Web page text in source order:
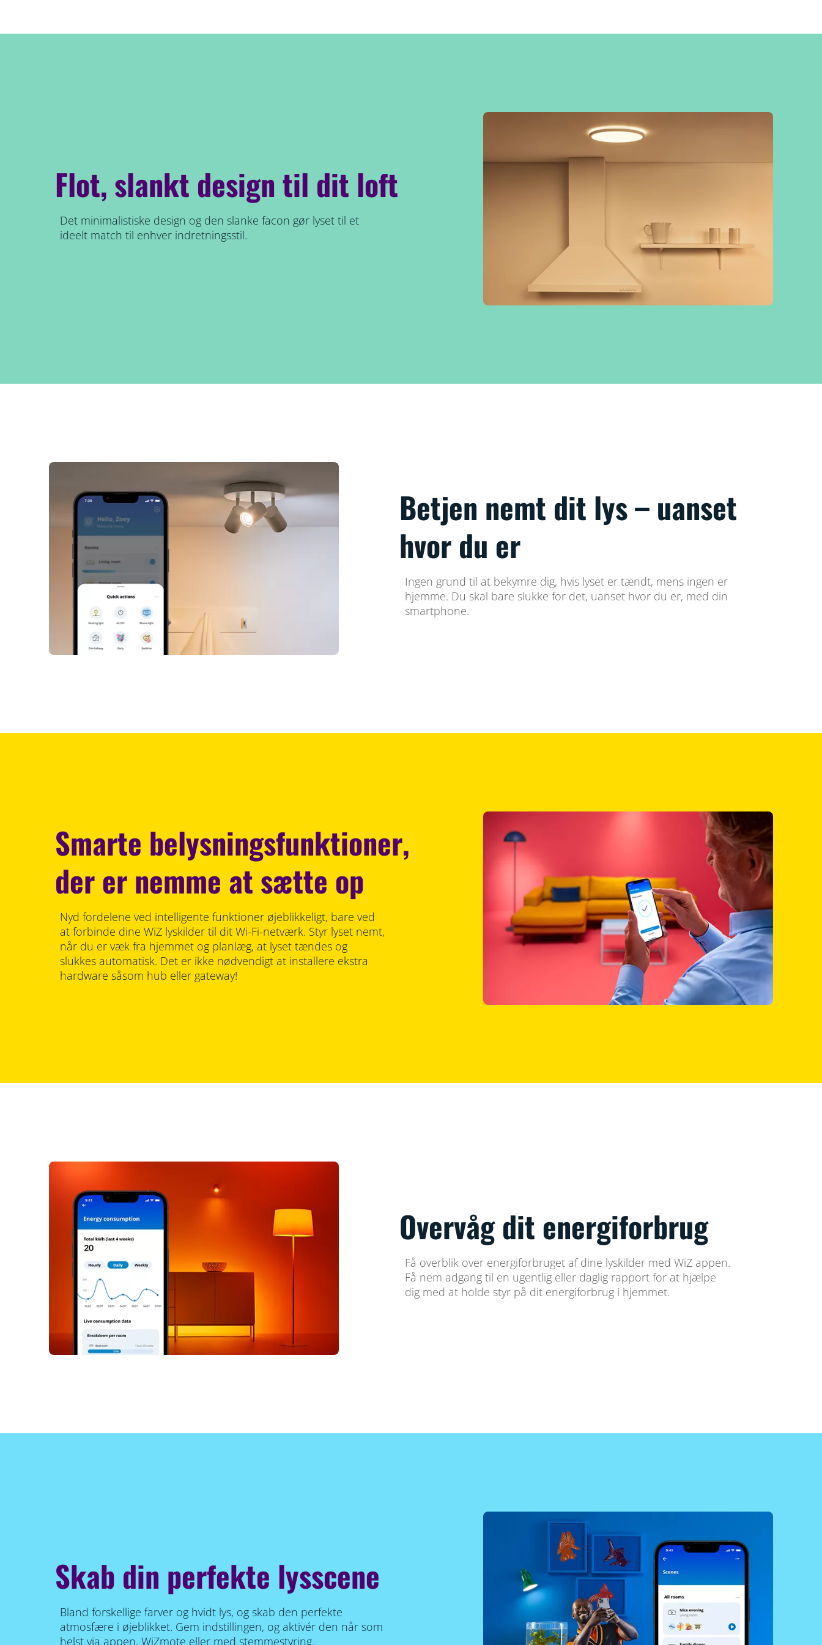
Flot, slankt design til dit loft
Det minimalistiske design og den slanke facon gør lyset til et
ideelt match til enhver indretningsstil.
Betjen nemt dit lys – uanset
hvor du er
Ingen grund til at bekymre dig, hvis lyset er tændt, mens ingen er
hjemme. Du skal bare slukke for det, uanset hvor du er, med din
smartphone.
Smarte belysningsfunktioner,
der er nemme at sætte op
Nyd fordelene ved intelligente funktioner øjeblikkeligt, bare ved
at forbinde dine WiZ lyskilder til dit Wi-Fi-netværk. Styr lyset nemt,
når du er væk fra hjemmet og planlæg, at lyset tændes og
slukkes automatisk. Det er ikke nødvendigt at installere ekstra
hardware såsom hub eller gateway!
Overvåg dit energiforbrug
Få overblik over energiforbruget af dine lyskilder med WiZ appen.
Få nem adgang til en ugentlig eller daglig rapport for at hjælpe
dig med at holde styr på dit energiforbrug i hjemmet.
Skab din perfekte lysscene
Bland forskellige farver og hvidt lys, og skab den perfekte
atmosfære i øjeblikket. Gem indstillingen, og aktivér den når som
helst via appen, WiZmote eller med stemmestyring.